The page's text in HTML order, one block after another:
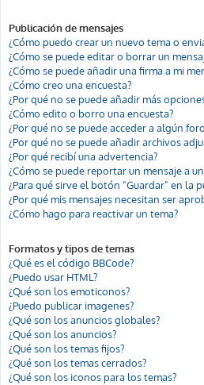
Publicación de mensajes
¿Cómo puedo crear un nuevo tema o
¿Cómo se puede editar o borrar un
¿Cómo se puede añadir una firma a mi
¿Cómo creo una encuesta?
¿Por qué no se puede añadir más
¿Cómo edito o borro una encuesta?
¿Por qué no se puede acceder a algún
¿Por qué no se puede añadir archivos
¿Por qué recibí una advertencia?
¿Cómo se puede reportar un mensaje a
¿Para qué sirve el botón "Guardar" en la
¿Por qué mis mensajes necesitan ser
¿Cómo hago para reactivar un tema?
Formatos y tipos de temas
¿Qué es el código BBCode?
¿Puedo usar HTML?
¿Qué son los emoticonos?
¿Puedo publicar imagenes?
¿Qué son los anuncios globales?
¿Qué son los anuncios?
¿Qué son los temas fijos?
¿Qué son los temas cerrados?
¿Qué son los iconos para los temas?